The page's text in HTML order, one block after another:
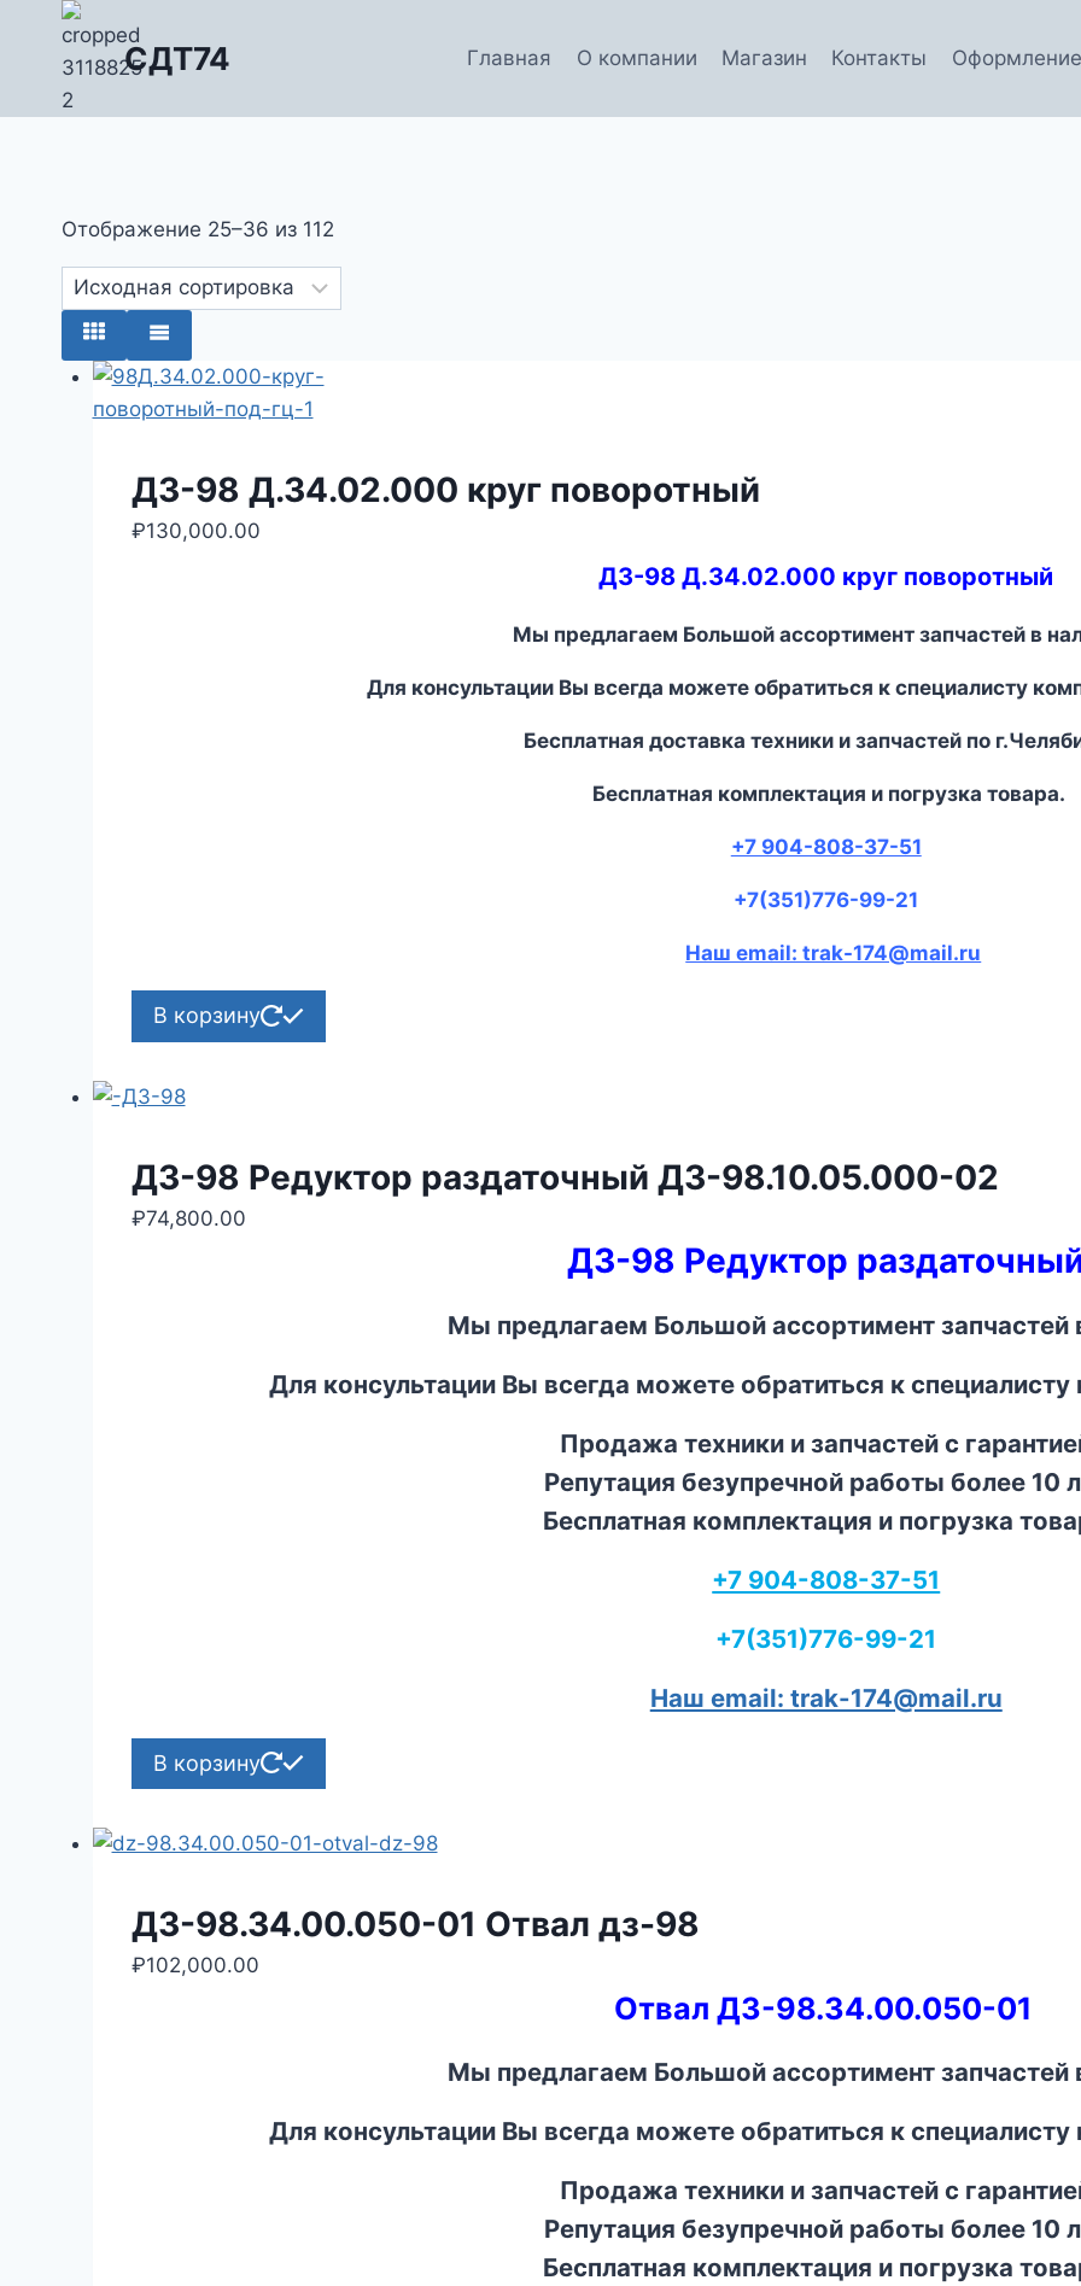
Перейти
содержимому
СДТ74 Главная О компании Магазин Контакты Оформление
Отображение 25–36 из 112
ДЗ-98 Д.34.02.000 круг поворотный
₽130,000.00
ДЗ-98 Д.34.02.000 круг поворотный
Мы предлагаем Большой ассортимент запчастей в
Для консультации Вы всегда можете обратиться к специалисту
Бесплатная доставка техники и запчастей по
Бесплатная комплектация и погрузка товара.
+7 904-808-37-51
+7(351)776-99-21
Наш email: trak-174@mail.ru
В корзину
ДЗ-98 Редуктор раздаточный ДЗ-98.10.05.000-02
₽74,800.00
ДЗ-98 Редуктор
Мы предлагаем Большой ассортимент запчастей
Для консультации Вы всегда можете обратиться к
Продажа техники и запчастей с
Репутация безупречной работы более 10
Бесплатная комплектация и погрузка
+7 904-808-37-51
+7(351)776-99-21
Наш email: trak-174@mail.ru
В корзину
ДЗ-98.34.00.050-01 Отвал дз-98
₽102,000.00
Отвал ДЗ-98.34.00.050-01
Мы предлагаем Большой ассортимент запчастей
Для консультации Вы всегда можете обратиться к
Продажа техники и запчастей с
Репутация безупречной работы более 10
Бесплатная комплектация и погрузка